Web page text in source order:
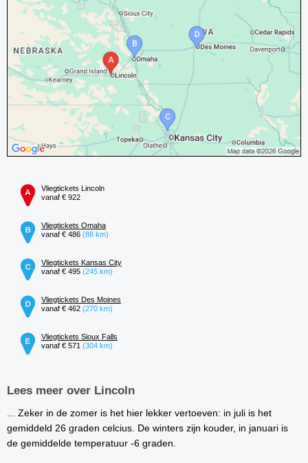
Vliegtickets Lincoln
vanaf € 922
Vliegtickets Omaha
vanaf € 486 (88 km)
Vliegtickets Kansas City
vanaf € 495 (245 km)
Vliegtickets Des Moines
vanaf € 462 (270 km)
Vliegtickets Sioux Falls
vanaf € 571 (304 km)
Lees meer over Lincoln
... Zeker in de zomer is het hier lekker vertoeven: in juli is het
gemiddeld 26 graden celcius. De winters zijn kouder, in januari is
de gemiddelde temperatuur -6 graden.